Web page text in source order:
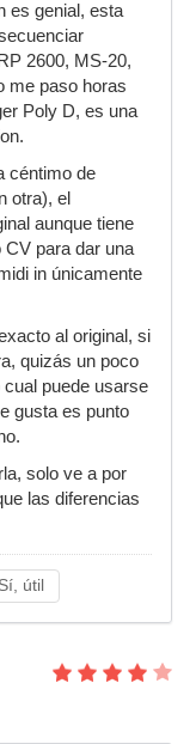
es genial, esta
2600, MS-20,
me paso horas
Poly D, es una
céntimo de
otra), el
aunque tiene
CV para dar una
in únicamente
al original, si
quizás un poco
puede usarse
gusta es punto
solo ve a por
las diferencias
Sí, útil